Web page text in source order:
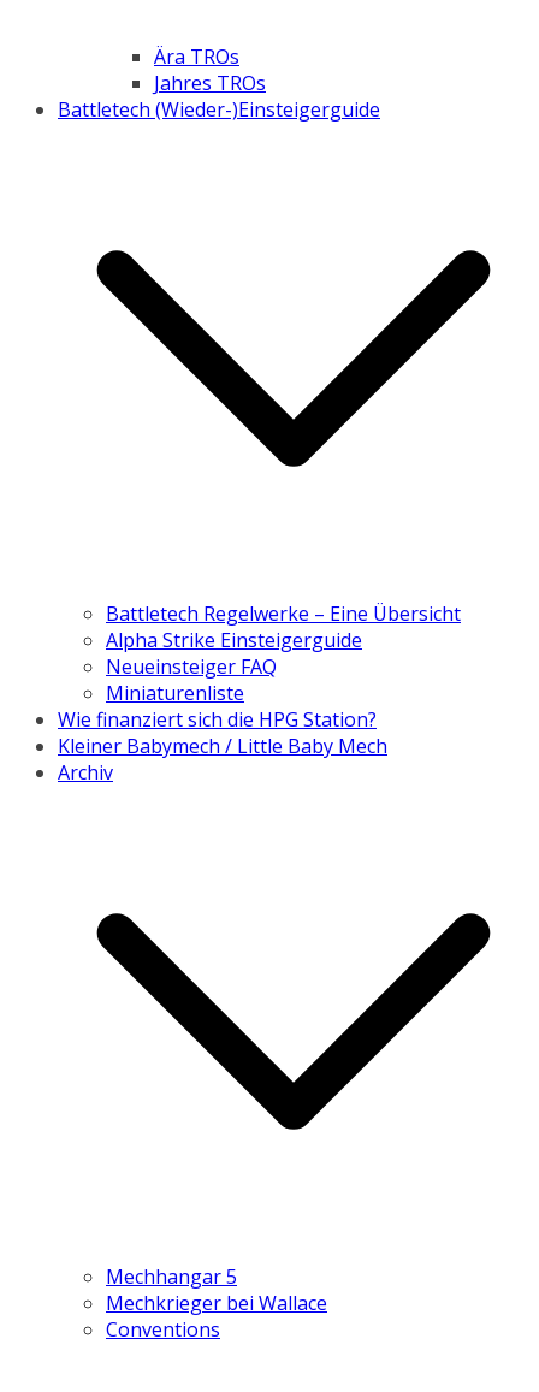
Ära TROs
Jahres TROs
Battletech (Wieder-)Einsteigerguide
Battletech Regelwerke – Eine Übersicht
Alpha Strike Einsteigerguide
Neueinsteiger FAQ
Miniaturenliste
Wie finanziert sich die HPG Station?
Kleiner Babymech / Little Baby Mech
Archiv
Mechhangar 5
Mechkrieger bei Wallace
Conventions